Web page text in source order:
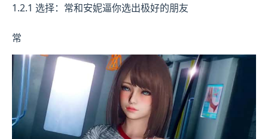
1.2.1 选择：常和安妮逼你选出极好的朋友
常